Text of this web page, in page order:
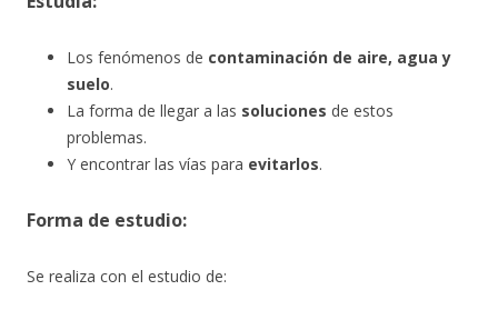
Los fenómenos de contaminación de aire, agua y
suelo.
La forma de llegar a las soluciones de estos
problemas.
Y encontrar las vías para evitarlos.
Forma de estudio:
Se realiza con el estudio de: